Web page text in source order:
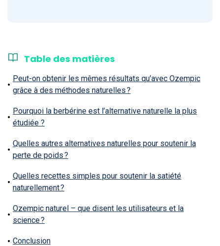
Table des matières
Peut-on obtenir les mêmes résultats qu’avec Ozempic
grâce à des méthodes naturelles ?
Pourquoi la berbérine est l’alternative naturelle la plus
étudiée ?
Quelles autres alternatives naturelles pour soutenir la
perte de poids ?
Quelles recettes simples pour soutenir la satiété
naturellement ?
Ozempic naturel – que disent les utilisateurs et la
science ?
Conclusion